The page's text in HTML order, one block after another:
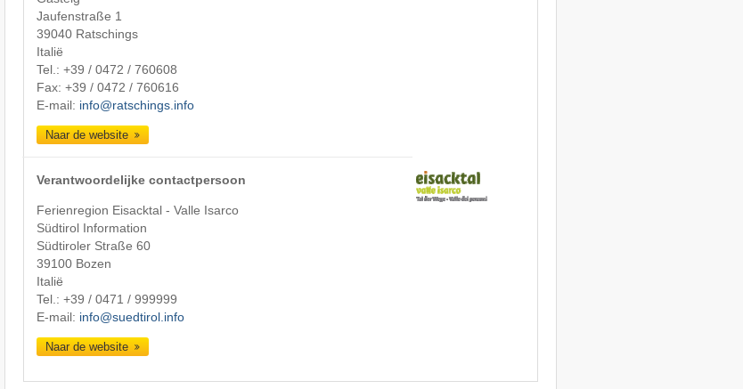
Jaufenstraße 1
39040 Ratschings
Italië
Tel.: +39 / 0472 / 760608
Fax: +39 / 0472 / 760616
E-mail: info@ratschings.info
Naar de website
Verantwoordelijke contactpersoon
Ferienregion Eisacktal - Valle Isarco
Südtirol Information
Südtiroler Straße 60
39100 Bozen
Italië
Tel.: +39 / 0471 / 999999
E-mail: info@suedtirol.info
Naar de website